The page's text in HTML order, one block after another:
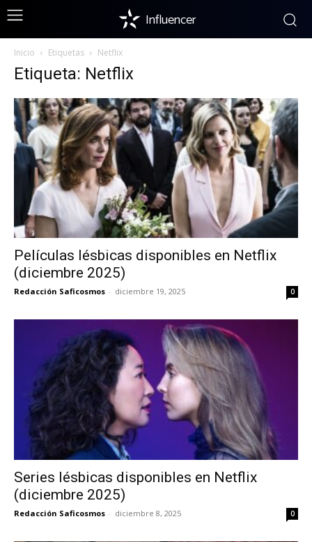
Influencer
Inicio Etiquetas Netflix
Etiqueta: Netflix
Películas lésbicas disponibles en Netflix
(diciembre 2025)
Redacción Saficosmos - diciembre 19, 2025 0
Series lésbicas disponibles en Netflix
(diciembre 2025)
Redacción Saficosmos - diciembre 8, 2025 0